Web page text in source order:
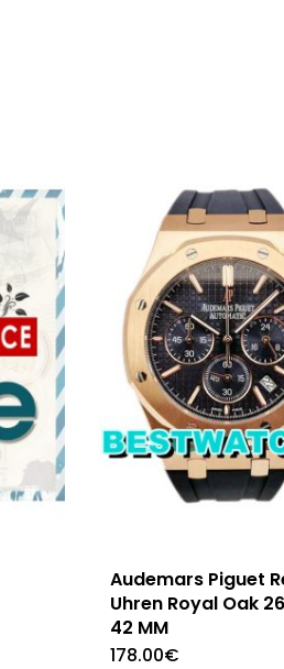
Audemars Piguet
Uhren Royal Oak
42 MM
178.00€